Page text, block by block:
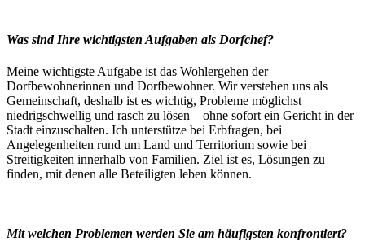
Was sind Ihre wichtigsten Aufgaben als Dorfchef?
Meine wichtigste Aufgabe ist das Wohlergehen der
Dorfbewohnerinnen und Dorfbewohner. Wir verstehen uns als
Gemeinschaft, deshalb ist es wichtig, Probleme möglichst
niedrigschwellig und rasch zu lösen – ohne sofort ein Gericht in der
Stadt einzuschalten. Ich unterstütze bei Erbfragen, bei
Angelegenheiten rund um Land und Territorium sowie bei
Streitigkeiten innerhalb von Familien. Ziel ist es, Lösungen zu
finden, mit denen alle Beteiligten leben können.
Mit welchen Problemen werden Sie am häufigsten konfrontiert?